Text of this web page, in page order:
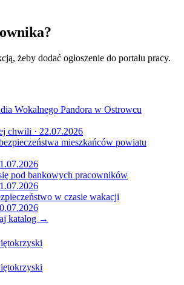
żeby dodać ogłoszenie do portalu pracy.
Wokalnego Pandora w Ostrowcu
chwili · 22.07.2026
mieszkańców powiatu
pod bankowych pracowników
w czasie wakacji
katalog →